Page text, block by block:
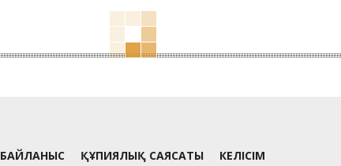
БАЙЛАНЫС ҚҰПИЯЛЫҚ САЯСАТЫ КЕЛІСІМ